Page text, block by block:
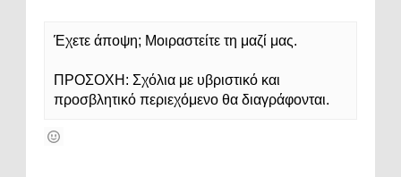
Έχετε άποψη; Μοιραστείτε τη μαζί μας.
ΠΡΟΣΟΧΗ: Σχόλια με υβριστικό και
προσβλητικό περιεχόμενο θα διαγράφονται.